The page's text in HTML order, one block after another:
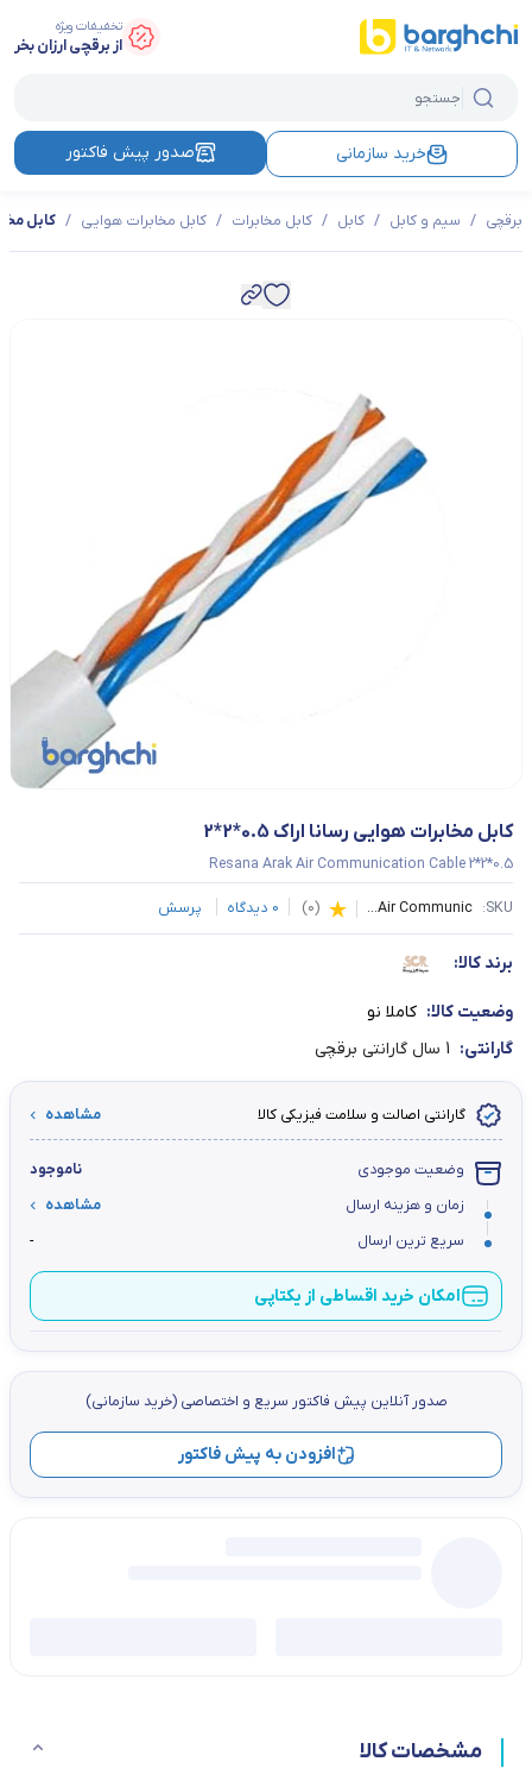
تخفیفات ویژه
از برقچی ارزان بخر
خرید سازمانی صدور پیش فاکتور
برقچی / سیم و کابل / کابل / کابل مخابرات / کابل مخابرات هوایی / کابل
کابل مخابرات هوایی رسانا اراک 0.5*2*2
Resana Arak Air Communication Cable 2*2*0.5
SKU:
Air Communic...
(
0
)
0 دیدگاه پرسش
برند کالا:
وضعیت کالا: کاملا نو
گارانتی: 1 سال گارانتی برقچی
گارانتی اصالت و سلامت فیزیکی کالا مشاهده
وضعیت موجودی
ناموجود
زمان و هزینه ارسال
مشاهده
سریع ترین ارسال
-
امکان خرید اقساطی از یکتاپی
صدور آنلاین پيش فاكتور سریع و اختصاصي (خرید سازمانی)
افزودن به پیش فاکتور
مشخصات کالا